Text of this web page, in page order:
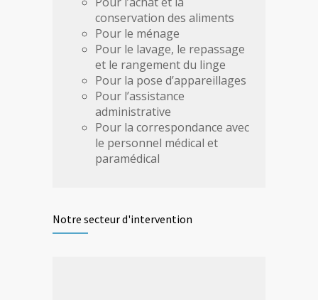
conservation des aliments
Pour le ménage
Pour le lavage, le repassage
et le rangement du linge
Pour la pose d’appareillages
Pour l’assistance
administrative
Pour la correspondance avec
le personnel médical et
paramédical
Notre secteur d'intervention